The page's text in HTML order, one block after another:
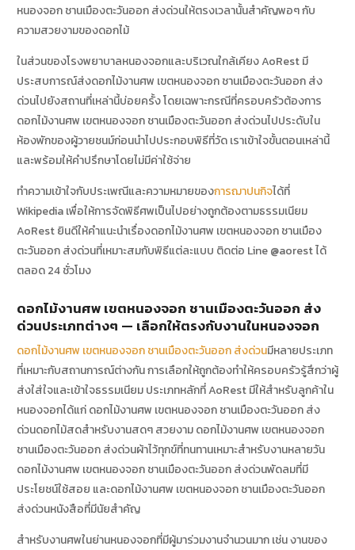
หนองจอก ชานเมืองตะวันออก ส่งด่วนให้ตรงเวลานั้นสำคัญพอๆ กับ
ความสวยงามของดอกไม้
ในส่วนของโรงพยาบาลหนองจอกและบริเวณใกล้เคียง AoRest มี
ประสบการณ์ส่งดอกไม้งานศพ เขตหนองจอก ชานเมืองตะวันออก ส่ง
ด่วนไปยังสถานที่เหล่านี้บ่อยครั้ง โดยเฉพาะกรณีที่ครอบครัวต้องการ
ดอกไม้งานศพ เขตหนองจอก ชานเมืองตะวันออก ส่งด่วนไปประดับใน
ห้องพักของผู้วายชนม์ก่อนนำไปประกอบพิธีที่วัด เราเข้าใจขั้นตอนเหล่านี้
และพร้อมให้คำปรึกษาโดยไม่มีค่าใช้จ่าย
ทำความเข้าใจกับประเพณีและความหมายของการฌาปนกิจได้ที่
Wikipedia เพื่อให้การจัดพิธีศพเป็นไปอย่างถูกต้องตามธรรมเนียม
AoRest ยินดีให้คำแนะนำเรื่องดอกไม้งานศพ เขตหนองจอก ชานเมือง
ตะวันออก ส่งด่วนที่เหมาะสมกับพิธีแต่ละแบบ ติดต่อ Line @aorest ได้
ตลอด 24 ชั่วโมง
ดอกไม้งานศพ เขตหนองจอก ชานเมืองตะวันออก ส่ง
ด่วนประเภทต่างๆ — เลือกให้ตรงกับงานในหนองจอก
ดอกไม้งานศพ เขตหนองจอก ชานเมืองตะวันออก ส่งด่วนมีหลายประเภท
ที่เหมาะกับสถานการณ์ต่างกัน การเลือกให้ถูกต้องทำให้ครอบครัวรู้สึกว่าผู้
ส่งใส่ใจและเข้าใจธรรมเนียม ประเภทหลักที่ AoRest มีให้สำหรับลูกค้าใน
หนองจอกได้แก่ ดอกไม้งานศพ เขตหนองจอก ชานเมืองตะวันออก ส่ง
ด่วนดอกไม้สดสำหรับงานสดๆ สวยงาม ดอกไม้งานศพ เขตหนองจอก
ชานเมืองตะวันออก ส่งด่วนผ้าไว้ทุกข์ที่ทนทานเหมาะสำหรับงานหลายวัน
ดอกไม้งานศพ เขตหนองจอก ชานเมืองตะวันออก ส่งด่วนพัดลมที่มี
ประโยชน์ใช้สอย และดอกไม้งานศพ เขตหนองจอก ชานเมืองตะวันออก
ส่งด่วนหนังสือที่มีนัยสำคัญ
สำหรับงานศพในย่านหนองจอกที่มีผู้มาร่วมงานจำนวนมาก เช่น งานของ